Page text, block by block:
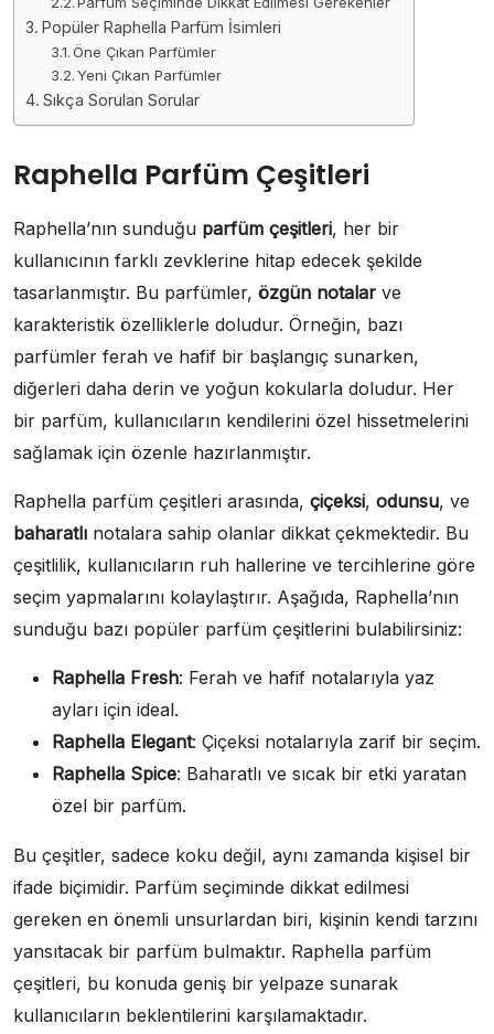
Popüler Raphella Parfüm İsimleri
Öne Çıkan Parfümler
Yeni Çıkan Parfümler
Sıkça Sorulan Sorular
Raphella Parfüm Çeşitleri
Raphella’nın sunduğu parfüm çeşitleri, her bir
kullanıcının farklı zevklerine hitap edecek şekilde
tasarlanmıştır. Bu parfümler, özgün notalar ve
karakteristik özelliklerle doludur. Örneğin, bazı
parfümler ferah ve hafif bir başlangıç sunarken,
diğerleri daha derin ve yoğun kokularla doludur. Her
bir parfüm, kullanıcıların kendilerini özel hissetmelerini
sağlamak için özenle hazırlanmıştır.
Raphella parfüm çeşitleri arasında, çiçeksi, odunsu, ve
baharatlı notalara sahip olanlar dikkat çekmektedir. Bu
çeşitlilik, kullanıcıların ruh hallerine ve tercihlerine göre
seçim yapmalarını kolaylaştırır. Aşağıda, Raphella’nın
sunduğu bazı popüler parfüm çeşitlerini bulabilirsiniz:
Raphella Fresh: Ferah ve hafif notalarıyla yaz
ayları için ideal.
Raphella Elegant: Çiçeksi notalarıyla zarif bir seçim.
Raphella Spice: Baharatlı ve sıcak bir etki yaratan
özel bir parfüm.
Bu çeşitler, sadece koku değil, aynı zamanda kişisel bir
ifade biçimidir. Parfüm seçiminde dikkat edilmesi
gereken en önemli unsurlardan biri, kişinin kendi tarzını
yansıtacak bir parfüm bulmaktır. Raphella parfüm
çeşitleri, bu konuda geniş bir yelpaze sunarak
kullanıcıların beklentilerini karşılamaktadır.